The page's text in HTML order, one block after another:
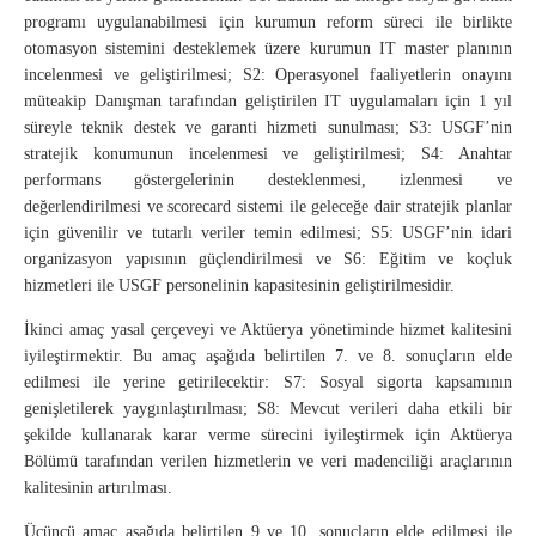
programı uygulanabilmesi için kurumun reform süreci ile birlikte
otomasyon sistemini desteklemek üzere kurumun IT master planının
incelenmesi ve geliştirilmesi; S2: Operasyonel faaliyetlerin onayını
müteakip Danışman tarafından geliştirilen IT uygulamaları için 1 yıl
süreyle teknik destek ve garanti hizmeti sunulması; S3: USGF’nin
stratejik konumunun incelenmesi ve geliştirilmesi; S4: Anahtar
performans göstergelerinin desteklenmesi, izlenmesi ve
değerlendirilmesi ve scorecard sistemi ile geleceğe dair stratejik planlar
için güvenilir ve tutarlı veriler temin edilmesi; S5: USGF’nin idari
organizasyon yapısının güçlendirilmesi ve S6: Eğitim ve koçluk
hizmetleri ile USGF personelinin kapasitesinin geliştirilmesidir.
İkinci amaç yasal çerçeveyi ve Aktüerya yönetiminde hizmet kalitesini
iyileştirmektir. Bu amaç aşağıda belirtilen 7. ve 8. sonuçların elde
edilmesi ile yerine getirilecektir: S7: Sosyal sigorta kapsamının
genişletilerek yaygınlaştırılması; S8: Mevcut verileri daha etkili bir
şekilde kullanarak karar verme sürecini iyileştirmek için Aktüerya
Bölümü tarafından verilen hizmetlerin ve veri madenciliği araçlarının
kalitesinin artırılması.
Üçüncü amaç aşağıda belirtilen 9 ve 10. sonuçların elde edilmesi ile